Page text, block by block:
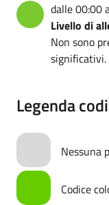
dalle 00:00
Livello di
Non sono
significativi.
Legenda
Nessuna
Codice